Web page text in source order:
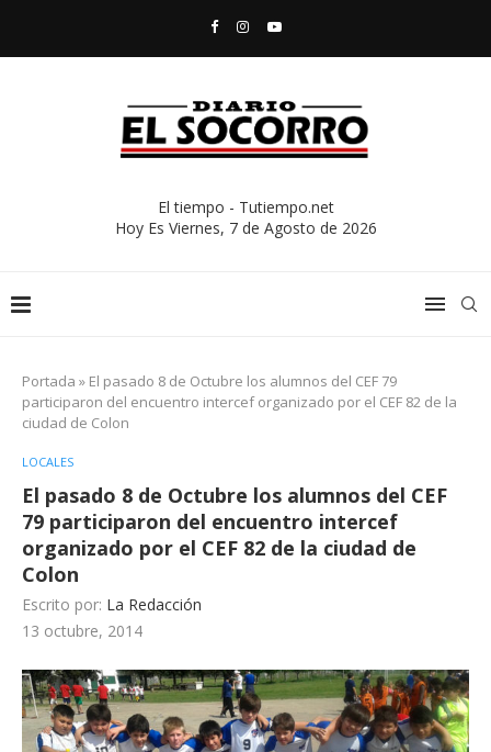
El tiempo - Tutiempo.net
Hoy Es Viernes, 7 de Agosto de 2026
Portada » El pasado 8 de Octubre los alumnos del CEF 79
participaron del encuentro intercef organizado por el CEF 82 de la
ciudad de Colon
LOCALES
El pasado 8 de Octubre los alumnos del CEF
79 participaron del encuentro intercef
organizado por el CEF 82 de la ciudad de
Colon
Escrito por: La Redacción
13 octubre, 2014